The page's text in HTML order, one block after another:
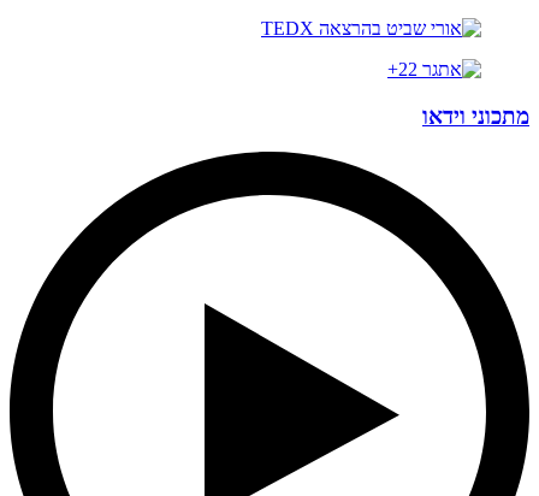
מתכוני וידאו